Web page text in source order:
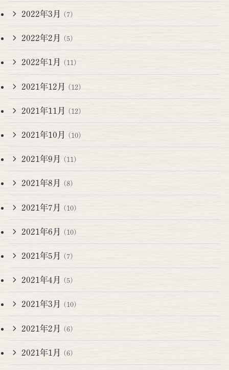
2022年3月 (7)
2022年2月 (5)
2022年1月 (11)
2021年12月 (12)
2021年11月 (12)
2021年10月 (10)
2021年9月 (11)
2021年8月 (8)
2021年7月 (10)
2021年6月 (10)
2021年5月 (7)
2021年4月 (5)
2021年3月 (10)
2021年2月 (6)
2021年1月 (6)